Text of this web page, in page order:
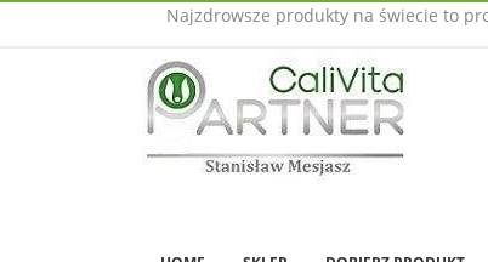
Najzdrowsze produkty na świecie to